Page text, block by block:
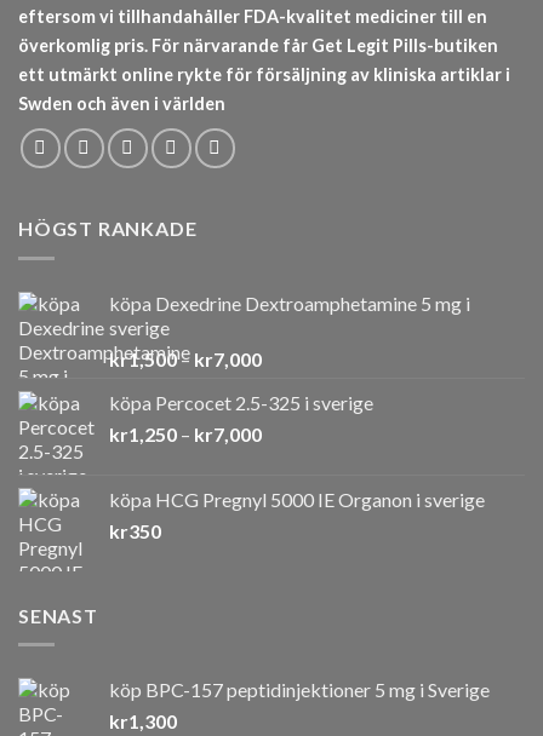
eftersom vi tillhandahåller FDA-kvalitet mediciner till en
överkomlig pris. För närvarande får Get Legit Pills-butiken
ett utmärkt online rykte för försäljning av kliniska artiklar i
Swden och även i världen
HÖGST RANKADE
köpa Dexedrine Dextroamphetamine 5 mg i
sverige
kr1,500– kr7,000Prisintervall:
till
kr7,000
köpa Percocet 2.5-325 i sverige
kr1,250 – kr7,000Prisintervall:
kr7,000
köpa HCG Pregnyl 5000 IE Organon i sverige
kr350
SENAST
köp BPC-157 peptidinjektioner 5 mg i Sverige
kr1,300